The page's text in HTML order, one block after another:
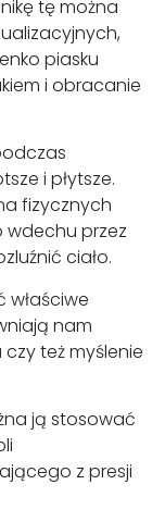
tę można
piasku
i obracanie
i płytsze.
fizycznych
przez
ciało.
właściwe
nam
też myślenie
ją stosować
z presji